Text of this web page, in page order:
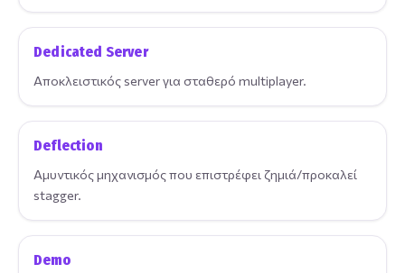
Dedicated Server
Αποκλειστικός server για σταθερό multiplayer.
Deflection
Αμυντικός μηχανισμός που επιστρέφει ζημιά/προκαλεί
stagger.
Demo